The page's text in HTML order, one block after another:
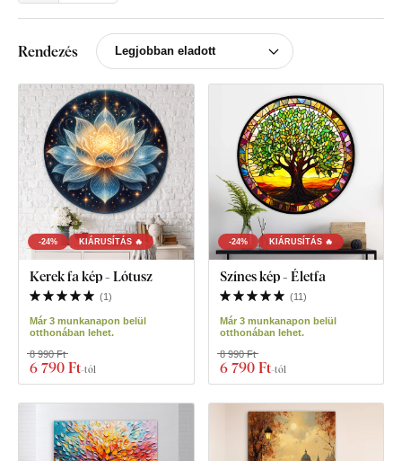
Rendezés
-24% KIÁRUSÍTÁS 🔥
Kerek fa kép - Lótusz
(1)
Már 3 munkanapon belül
otthonában lehet.
6 790 Ft-tól
8 990 Ft
-24% KIÁRUSÍTÁS 🔥
Színes kép - Életfa
(11)
Már 3 munkanapon belül
otthonában lehet.
6 790 Ft-tól
8 990 Ft